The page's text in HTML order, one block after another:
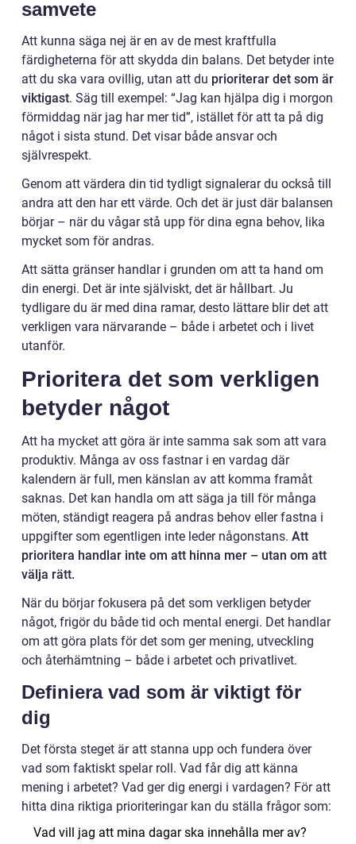
samvete
Att kunna säga nej är en av de mest kraftfulla
färdigheterna för att skydda din balans. Det betyder inte
att du ska vara ovillig, utan att du prioriterar det som är
viktigast. Säg till exempel: “Jag kan hjälpa dig i morgon
förmiddag när jag har mer tid”, istället för att ta på dig
något i sista stund. Det visar både ansvar och
självrespekt.
Genom att värdera din tid tydligt signalerar du också till
andra att den har ett värde. Och det är just där balansen
börjar – när du vågar stå upp för dina egna behov, lika
mycket som för andras.
Att sätta gränser handlar i grunden om att ta hand om
din energi. Det är inte själviskt, det är hållbart. Ju
tydligare du är med dina ramar, desto lättare blir det att
verkligen vara närvarande – både i arbetet och i livet
utanför.
Prioritera det som verkligen
betyder något
Att ha mycket att göra är inte samma sak som att vara
produktiv. Många av oss fastnar i en vardag där
kalendern är full, men känslan av att komma framåt
saknas. Det kan handla om att säga ja till för många
möten, ständigt reagera på andras behov eller fastna i
uppgifter som egentligen inte leder någonstans. Att
prioritera handlar inte om att hinna mer – utan om att
välja rätt.
När du börjar fokusera på det som verkligen betyder
något, frigör du både tid och mental energi. Det handlar
om att göra plats för det som ger mening, utveckling
och återhämtning – både i arbetet och privatlivet.
Definiera vad som är viktigt för
dig
Det första steget är att stanna upp och fundera över
vad som faktiskt spelar roll. Vad får dig att känna
mening i arbetet? Vad ger dig energi i vardagen? För att
hitta dina riktiga prioriteringar kan du ställa frågor som:
Vad vill jag att mina dagar ska innehålla mer av?